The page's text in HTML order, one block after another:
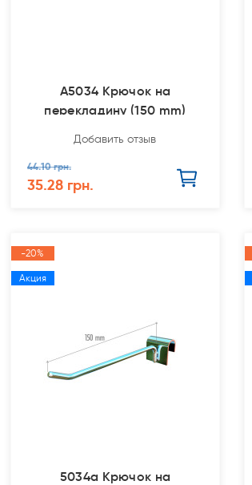
A5034 Крючок на
перекладину (150 mm)
Добавить отзыв
44.10 грн.
35.28 грн.
-20%
Акция
5034a Крючок на